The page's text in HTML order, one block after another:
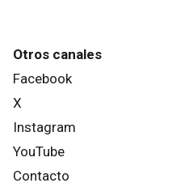
Otros canales
Facebook
X
Instagram
YouTube
Contacto